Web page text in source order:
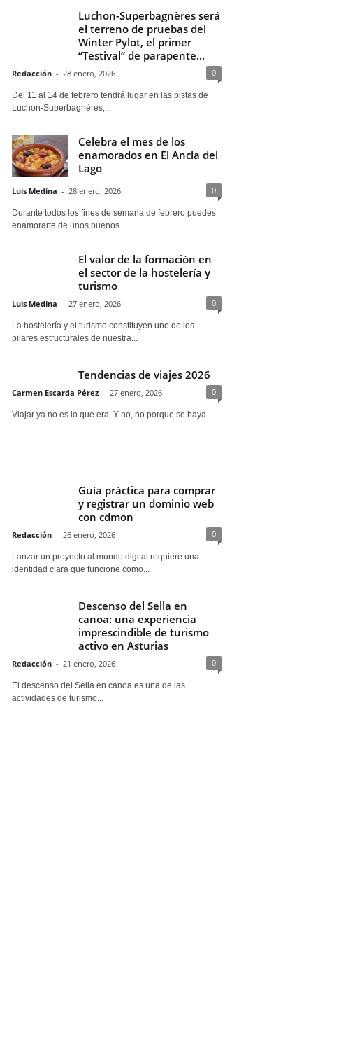
Luchon-Superbagnères será
el terreno de pruebas del
Winter Pylot, el primer
“Testival” de parapente...
Redacción - 28 enero, 2026 0
Del 11 al 14 de febrero tendrá lugar en las pistas de
Luchon-Superbagnères,...
Celebra el mes de los
enamorados en El Ancla del
Lago
Luis Medina - 28 enero, 2026 0
Durante todos los fines de semana de febrero puedes
enamorarte de unos buenos...
El valor de la formación en
el sector de la hostelería y
turismo
Luis Medina - 27 enero, 2026 0
La hostelería y el turismo constituyen uno de los
pilares estructurales de nuestra...
Tendencias de viajes 2026
Carmen Escarda Pérez - 27 enero, 2026 0
Viajar ya no es lo que era. Y no, no porque se haya...
Guía práctica para comprar
y registrar un dominio web
con cdmon
Redacción - 26 enero, 2026 0
Lanzar un proyecto al mundo digital requiere una
identidad clara que funcione como...
Descenso del Sella en
canoa: una experiencia
imprescindible de turismo
activo en Asturias
Redacción - 21 enero, 2026 0
El descenso del Sella en canoa es una de las
actividades de turismo...